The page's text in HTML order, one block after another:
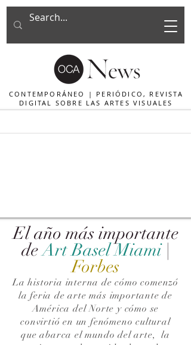
CONTEMPORÁNEO | PERIÓDICO, REVISTA
DIGITAL SOBRE LAS ARTES VISUALES
El año más importante
de Art Basel Miami |
Forbes
La historia interna de cómo comenzó
la feria de arte más importante de
América del Norte y cómo se
convirtió en un fenómeno cultural
que abarca el mundo del arte,la